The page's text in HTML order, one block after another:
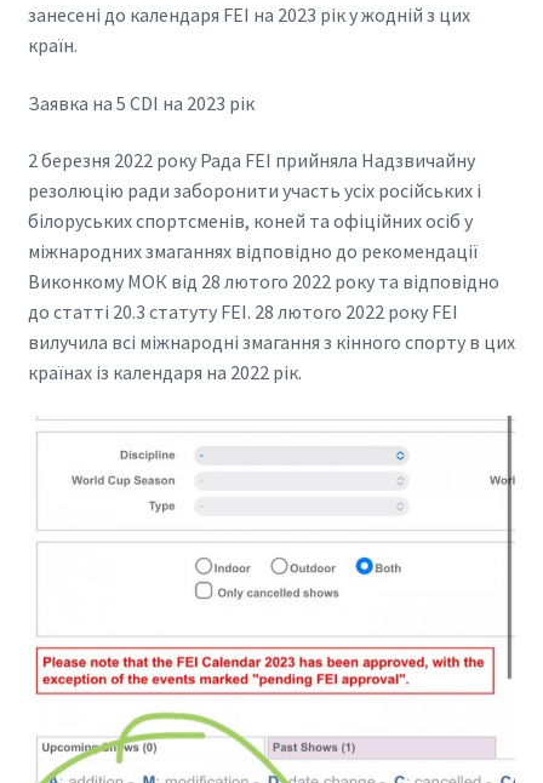
занесені до календаря FEI на 2023 рік у жодній з цих
країн.
Заявка на 5 CDI на 2023 рік
2 березня 2022 року Рада FEI прийняла Надзвичайну
резолюцію ради заборонити участь усіх російських і
білоруських спортсменів, коней та офіційних осіб у
міжнародних змаганнях відповідно до рекомендації
Виконкому МОК від 28 лютого 2022 року та відповідно
до статті 20.3 статуту FEI. 28 лютого 2022 року FEI
вилучила всі міжнародні змагання з кінного спорту в цих
країнах із календаря на 2022 рік.